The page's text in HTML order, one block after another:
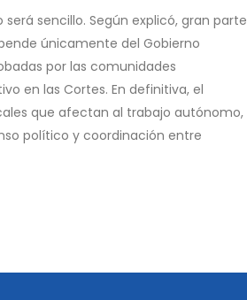
sencillo. Según explicó, gran parte
únicamente del Gobierno
por las comunidades
en las Cortes. En definitiva, el
que afectan al trabajo autónomo,
político y coordinación entre